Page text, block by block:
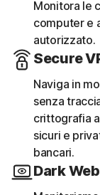
Monitora le
computer e
autorizzato.
Secure
Naviga in
senza
crittografia
sicuri e
bancari.
Dark